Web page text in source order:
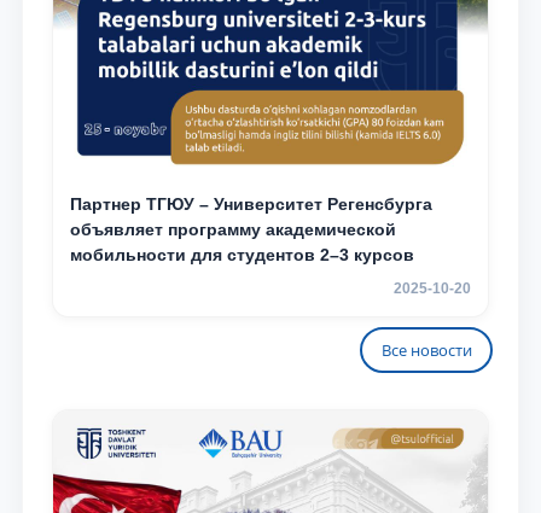
Партнер ТГЮУ – Университет Регенсбурга
объявляет программу академической
мобильности для студентов 2–3 курсов
2025-10-20
Все новости